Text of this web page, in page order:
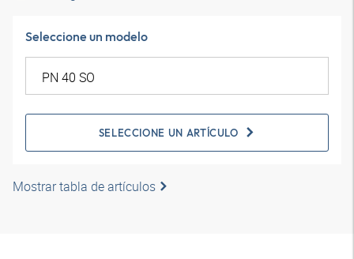
Seleccione un modelo
SELECCIONE UN ARTÍCULO
Mostrar tabla de artículos